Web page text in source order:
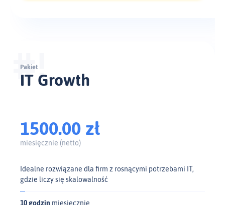
IT Growth
Pakiet
1500.00 zł
miesięcznie (netto)
Idealne rozwiązane dla firm z rosnącymi potrzebami IT,
gdzie liczy się skalowalność
10 godzin miesięcznie